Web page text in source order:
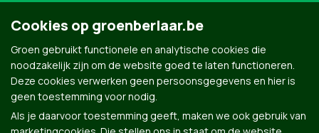
Cookies op groenberlaar.be
Groen gebruikt functionele en analytische cookies die
noodzakelijk zijn om de website goed te laten functioneren.
Deze cookies verwerken geen persoonsgegevens en hier is
geen toestemming voor nodig.
Als je daarvoor toestemming geeft, maken we ook gebruik van